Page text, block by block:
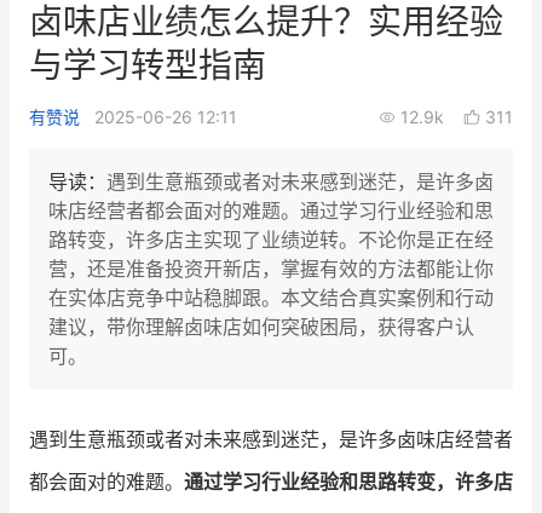
新零售大会
增长产品指南
智库 产品场景库
产品更新动态 帮助中心
品牌消费观 行业报告
新零售资讯
卤味店业绩怎么提升？实用经验
与学习转型指南
有赞说 2025-06-26 12:11 12.9k 311
导读： 遇到生意瓶颈或者对未来感到迷茫，是许多卤
味店经营者都会面对的难题。通过学习行业经验和思
路转变，许多店主实现了业绩逆转。不论你是正在经
营，还是准备投资开新店，掌握有效的方法都能让你
在实体店竞争中站稳脚跟。本文结合真实案例和行动
建议，带你理解卤味店如何突破困局，获得客户认
可。
遇到生意瓶颈或者对未来感到迷茫，是许多卤味店经营者
都会面对的难题。 通过学习行业经验和思路转变，许多店